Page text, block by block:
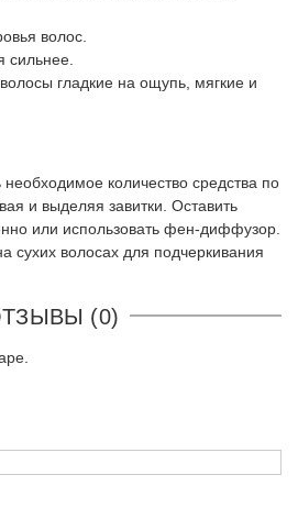
волос.
сильнее.
гладкие на ощупь, мягкие и
количество средства по
и выделяя завитки. Оставить
или использовать фен-диффузор.
сухих волосах для подчеркивания
(0)